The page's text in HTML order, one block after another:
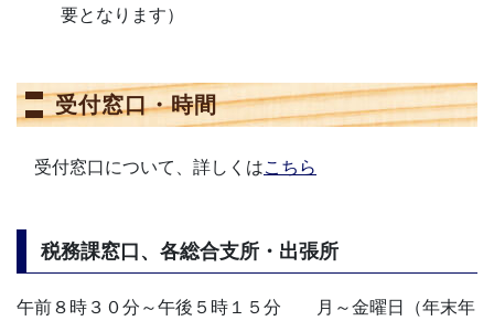
要となります）
受付窓口・時間
受付窓口について、詳しくはこちら
税務課窓口、各総合支所・出張所
午前８時３０分～午後５時１５分 月～金曜日（年末年